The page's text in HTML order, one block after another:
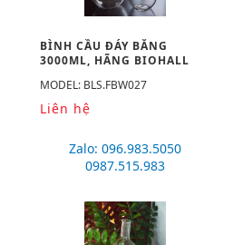
BÌNH CẦU ĐÁY BẰNG
3000ML, HÃNG BIOHALL
MODEL: BLS.FBW027
Liên hệ
Zalo: 096.983.5050
0987.515.983